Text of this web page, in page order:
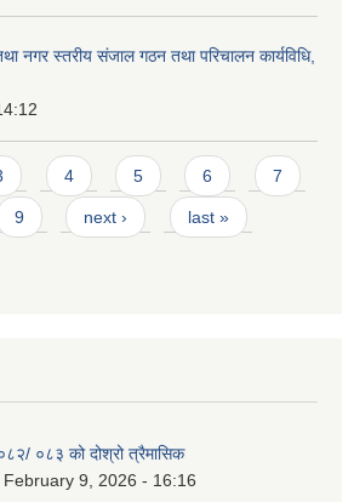
नगर स्तरीय संजाल गठन तथा परिचालन कार्यविधि,
4 5 6 7
9 next › last »
०८३ को दोश्रो त्रैमासिक
February 9, 2026 - 16:16